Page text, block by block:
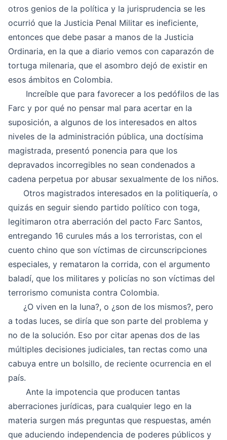
otros genios de la política y la jurisprudencia se les
ocurrió que la Justicia Penal Militar es ineficiente,
entonces que debe pasar a manos de la Justicia
Ordinaria, en la que a diario vemos con caparazón de
tortuga milenaria, que el asombro dejó de existir en
esos ámbitos en Colombia.
Increíble que para favorecer a los pedófilos de las
Farc y por qué no pensar mal para acertar en la
suposición, a algunos de los interesados en altos
niveles de la administración pública, una doctísima
magistrada, presentó ponencia para que los
depravados incorregibles no sean condenados a
cadena perpetua por abusar sexualmente de los niños.
Otros magistrados interesados en la politiquería, o
quizás en seguir siendo partido político con toga,
legitimaron otra aberración del pacto Farc Santos,
entregando 16 curules más a los terroristas, con el
cuento chino que son víctimas de circunscripciones
especiales, y remataron la corrida, con el argumento
baladí, que los militares y policías no son víctimas del
terrorismo comunista contra Colombia.
¿O viven en la luna?, o ¿son de los mismos?, pero
a todas luces, se diría que son parte del problema y
no de la solución. Eso por citar apenas dos de las
múltiples decisiones judiciales, tan rectas como una
cabuya entre un bolsillo, de reciente ocurrencia en el
país.
Ante la impotencia que producen tantas
aberraciones jurídicas, para cualquier lego en la
materia surgen más preguntas que respuestas, amén
que aduciendo independencia de poderes públicos y